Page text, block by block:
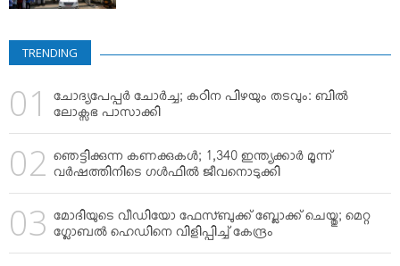
TOURS & TRAVEL
CLASSIFIEDS
OBITUARY
TRENDING
ചോദ്യപേപ്പര്‍ ചോര്‍ച്ച; കഠിന പിഴയും തടവും: ബില്‍
ലോക്സഭ പാസാക്കി
ഞെട്ടിക്കുന്ന കണക്കുകള്‍; 1,340 ഇന്ത്യക്കാര്‍ മൂന്ന്
വര്‍ഷത്തിനിടെ ഗള്‍ഫില്‍ ജീവനൊടുക്കി
മോദിയുടെ വീഡിയോ ഫേസ്ബുക്ക് ബ്ലോക്ക് ചെയ്തു; മെറ്റ
ഗ്ലോബല്‍ ഹെഡിനെ വിളിപ്പിച്ച് കേന്ദ്രം